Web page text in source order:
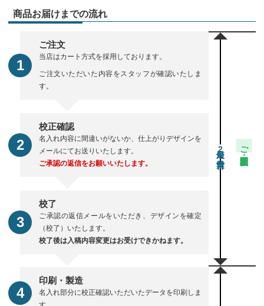
商品お届けまでの流れ
ご注文
当店はカート方式を採用しております。
ご注文いただいた内容をスタッフが確認いたしま
す。
校正確認
名入れ内容に間違いがないか、仕上がりデザインを
メールにてお送りいたします。
ご承認の返信をお願いいたします。
校了
ご承認の返信メールをいただき、デザインを確定
（校了）いたします。
校了後は入稿内容変更はお受けできかねます。
2 ご注文・校正期間
印刷・製造
名入れ部分に校正確認いただいたデータを印刷しま